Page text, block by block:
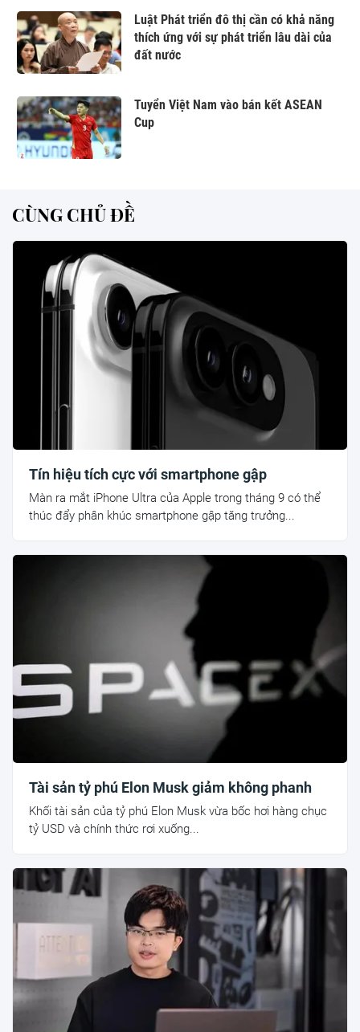
Luật Phát triển đô thị cần có khả năng
thích ứng với sự phát triển lâu dài của
đất nước
Tuyển Việt Nam vào bán kết ASEAN
Cup
CÙNG CHỦ ĐỀ
Tín hiệu tích cực với smartphone gập
Màn ra mắt iPhone Ultra của Apple trong tháng 9 có thể
thúc đẩy phân khúc smartphone gập tăng trưởng...
Tài sản tỷ phú Elon Musk giảm không phanh
Khối tài sản của tỷ phú Elon Musk vừa bốc hơi hàng chục
tỷ USD và chính thức rơi xuống...